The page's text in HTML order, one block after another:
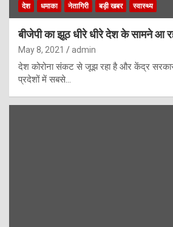
देश धमाका नेतागिरी बड़ी खबर स्वास्थ्य
बीजेपी का झूठ धीरे धीरे देश के सामने आ
May 8, 2021 admin
देश कोरोना संकट से जूझ रहा है और केंद्र
प्रदेशों में सबसे…